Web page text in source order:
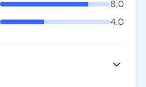
8.0
4.0